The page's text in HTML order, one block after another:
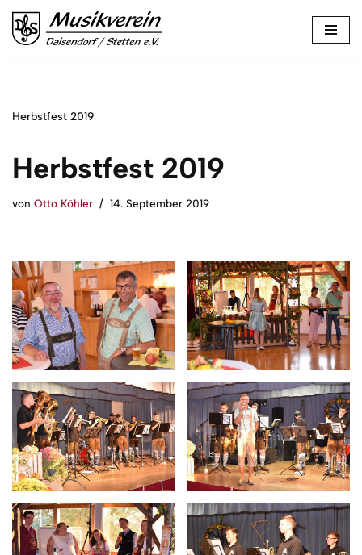
Zum
Herbstfest 2019
Herbstfest 2019
von Otto Köhler 14. September 2019